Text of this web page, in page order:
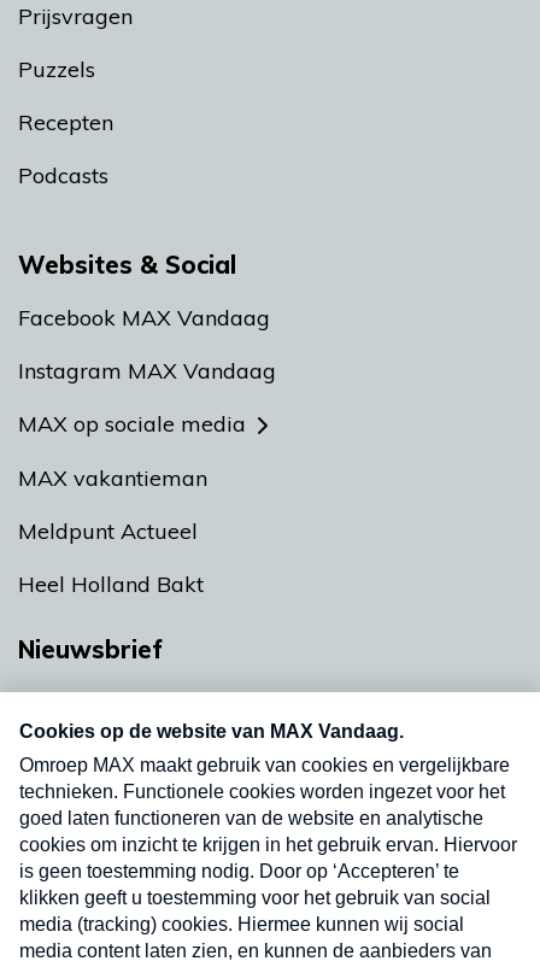
Prijsvragen
Puzzels
Recepten
Podcasts
Websites & Social
Facebook MAX Vandaag
Instagram MAX Vandaag
MAX op sociale media
MAX vakantieman
Meldpunt Actueel
Heel Holland Bakt
Nieuwsbrief
nieuwsbrief. Elke vrijdag- en dinsdagochtend in
uw mailbox.
Verzend